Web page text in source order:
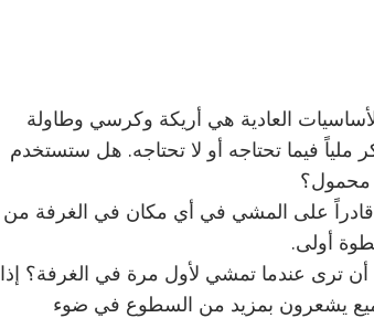
العادية هي أريكة وكرسي وطاولة
فيما تحتاجه أو لا تحتاجه. هل ستستخدم
محمول؟
قادراً على المشي في أي مكان في الغرفة من
أولى.
أن ترى عندما تمشي لأول مرة في الغرفة؟ إذا
يشعرون بمزيد من السطوع في ضوء